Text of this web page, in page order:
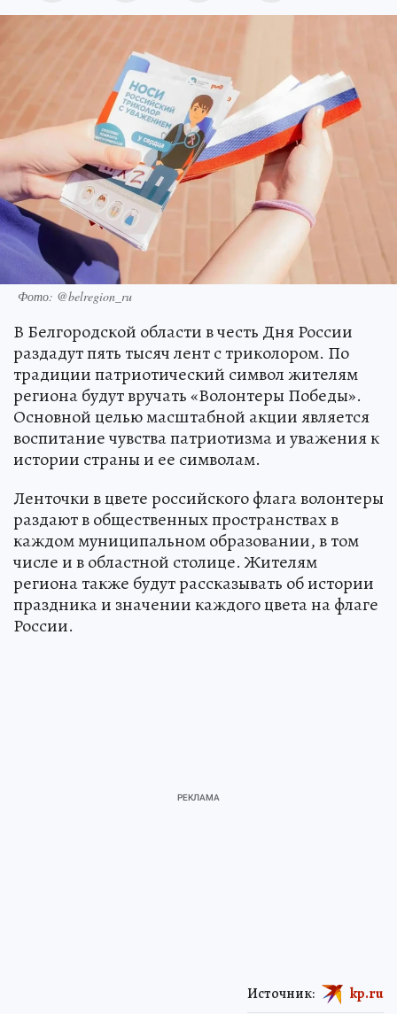
Фото: @belregion_ru
В Белгородской области в честь Дня России
раздадут пять тысяч лент с триколором. По
традиции патриотический символ жителям
региона будут вручать «Волонтеры Победы».
Основной целью масштабной акции является
воспитание чувства патриотизма и уважения к
истории страны и ее символам.
Ленточки в цвете российского флага волонтеры
раздают в общественных пространствах в
каждом муниципальном образовании, в том
числе и в областной столице. Жителям
региона также будут рассказывать об истории
праздника и значении каждого цвета на флаге
России.
Источник: kp.ru